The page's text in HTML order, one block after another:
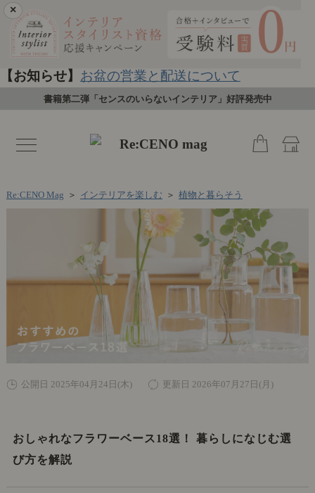
×
【お知らせ】 お盆の営業と配送について
書籍第二弾「センスのいらないインテリア」好評発売中
toggle
navigation
Re:CENO Mag ＞ インテリアを楽しむ ＞ 植物と暮らそう
公開日 2025年04月24日(木) 更新日 2026年07月27日(月)
おしゃれなフラワーベース18選！ 暮らしになじむ選
び方を解説